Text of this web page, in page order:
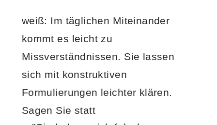
weiß: Im täglichen Miteinander
kommt es leicht zu
Missverständnissen. Sie lassen
sich mit konstruktiven
Formulierungen leichter klären.
Sagen Sie statt